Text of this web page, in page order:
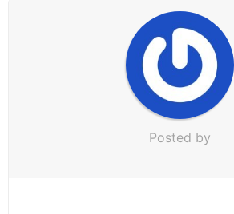
Posted by